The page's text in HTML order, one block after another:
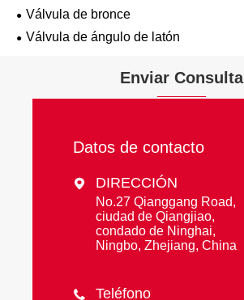
Válvula de bronce
Válvula de ángulo de latón
Enviar Consulta
Datos de contacto
 DIRECCIÓN
No.27 Qianggang Road,
ciudad de Qiangjiao,
condado de Ninghai,
Ningbo, Zhejiang, China
 Teléfono